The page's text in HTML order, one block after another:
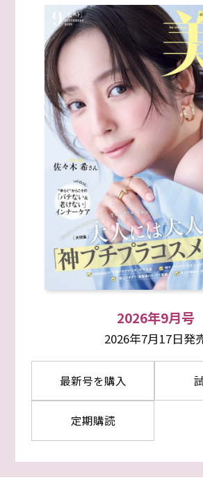
2026年9月号
2026年7月17日発
最新号を購入
定期購読